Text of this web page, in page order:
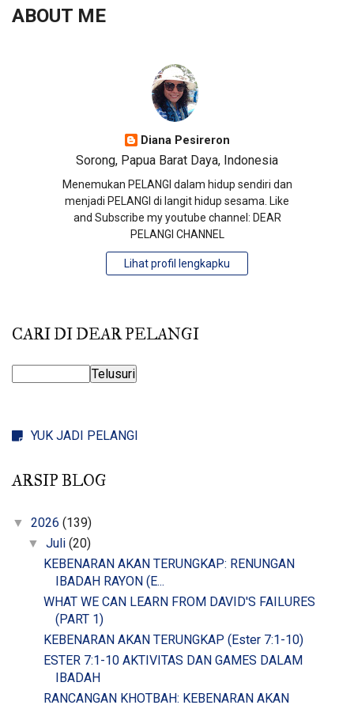
ABOUT ME
Diana Pesireron
Sorong, Papua Barat Daya, Indonesia
Menemukan PELANGI dalam hidup sendiri dan
menjadi PELANGI di langit hidup sesama. Like
and Subscribe my youtube channel: DEAR
PELANGI CHANNEL
Lihat profil lengkapku
CARI DI DEAR PELANGI
YUK JADI PELANGI
ARSIP BLOG
▼ 2026 (139)
▼Juli(20)
KEBENARAN AKAN TERUNGKAP: RENUNGAN
IBADAH RAYON (E...
WHAT WE CAN LEARN FROM DAVID'S FAILURES
(PART 1)
KEBENARAN AKAN TERUNGKAP (Ester 7:1-10)
ESTER 7:1-10 AKTIVITAS DAN GAMES DALAM
IBADAH
RANCANGAN KHOTBAH: KEBENARAN AKAN